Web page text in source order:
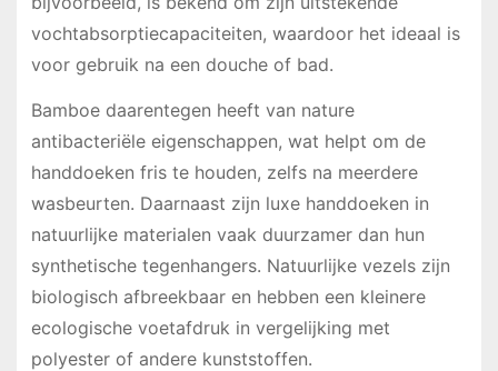
vochtabsorptiecapaciteiten, waardoor het ideaal is
voor gebruik na een douche of bad.
Bamboe daarentegen heeft van nature
antibacteriële eigenschappen, wat helpt om de
handdoeken fris te houden, zelfs na meerdere
wasbeurten. Daarnaast zijn luxe handdoeken in
natuurlijke materialen vaak duurzamer dan hun
synthetische tegenhangers. Natuurlijke vezels zijn
biologisch afbreekbaar en hebben een kleinere
ecologische voetafdruk in vergelijking met
polyester of andere kunststoffen.